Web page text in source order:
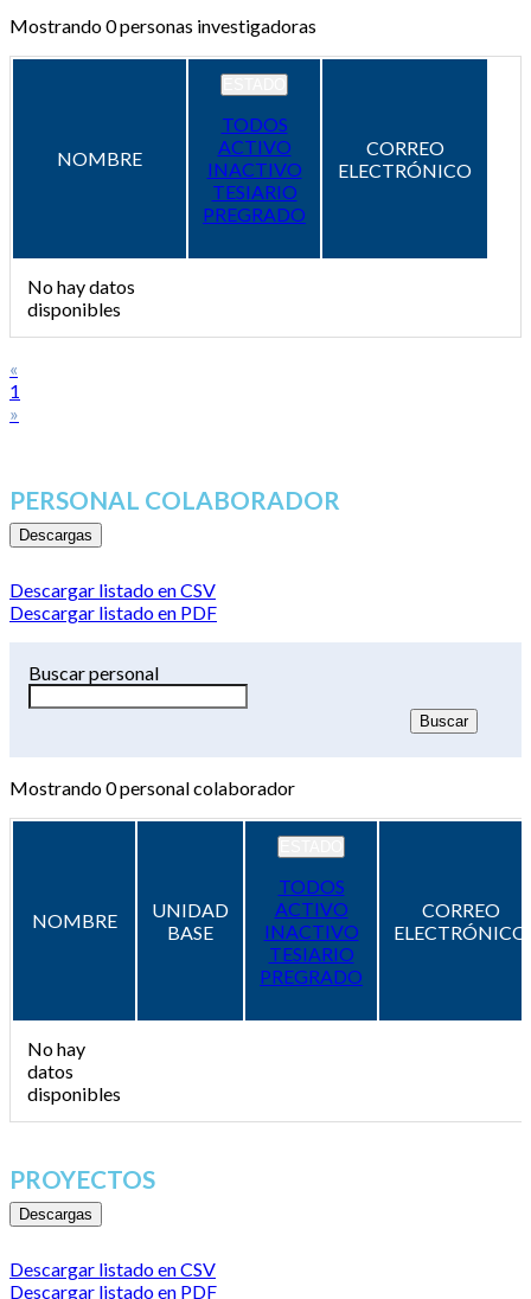
Mostrando0personas investigadoras
NOMBRE
TODOS
ACTIVO
INACTIVO
TESIARIO
PREGRADO
CORREO
ELECTRÓNICO
No hay datos
disponibles
«
1
»
PERSONAL COLABORADOR
Descargas
Descargar listado en CSV
Descargar listado en PDF
Buscar personal
Mostrando0personal colaborador
NOMBRE
UNIDAD
BASE
TODOS
ACTIVO
INACTIVO
TESIARIO
PREGRADO
CORREO
ELECTRÓNICO
No hay
datos
disponibles
PROYECTOS
Descargas
Descargar listado en CSV
Descargar listado en PDF